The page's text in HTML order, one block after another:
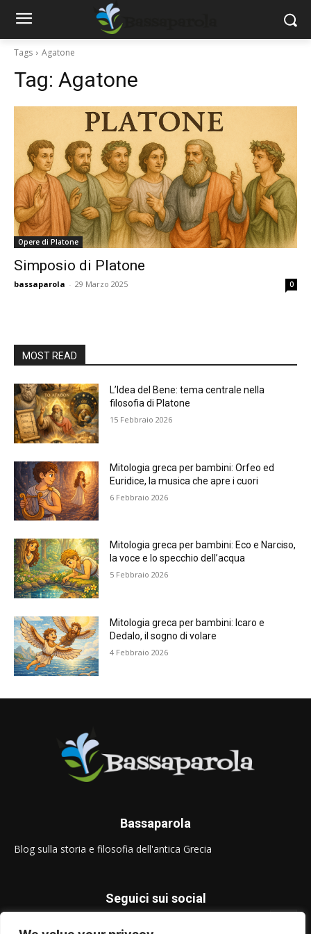
Tags Agatone
Tag: Agatone
Opere di Platone
Simposio di Platone
bassaparola - 29 Marzo 2025 0
MOST READ
L’Idea del Bene: tema centrale nella
filosofia di Platone
15 Febbraio 2026
Mitologia greca per bambini: Orfeo ed
Euridice, la musica che apre i cuori
6 Febbraio 2026
Mitologia greca per bambini: Eco e Narciso,
la voce e lo specchio dell’acqua
5 Febbraio 2026
Mitologia greca per bambini: Icaro e
Dedalo, il sogno di volare
4 Febbraio 2026
Bassaparola
Blog sulla storia e filosofia dell'antica Grecia
Seguici sui social